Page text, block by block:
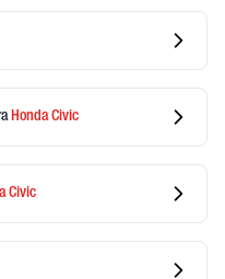
HondaCivic
Civic